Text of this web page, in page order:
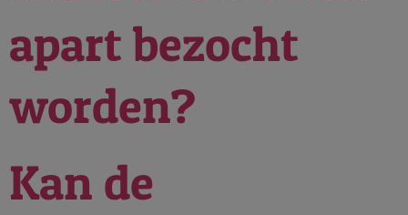
apart bezocht
worden?
Kan de